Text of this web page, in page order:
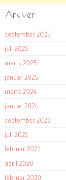
Arkiver
september 2025
juli 2025
marts 2025
januar 2025
marts 2024
januar 2024
september 2023
juli 2021
februar 2021
april 2020
februar 2020